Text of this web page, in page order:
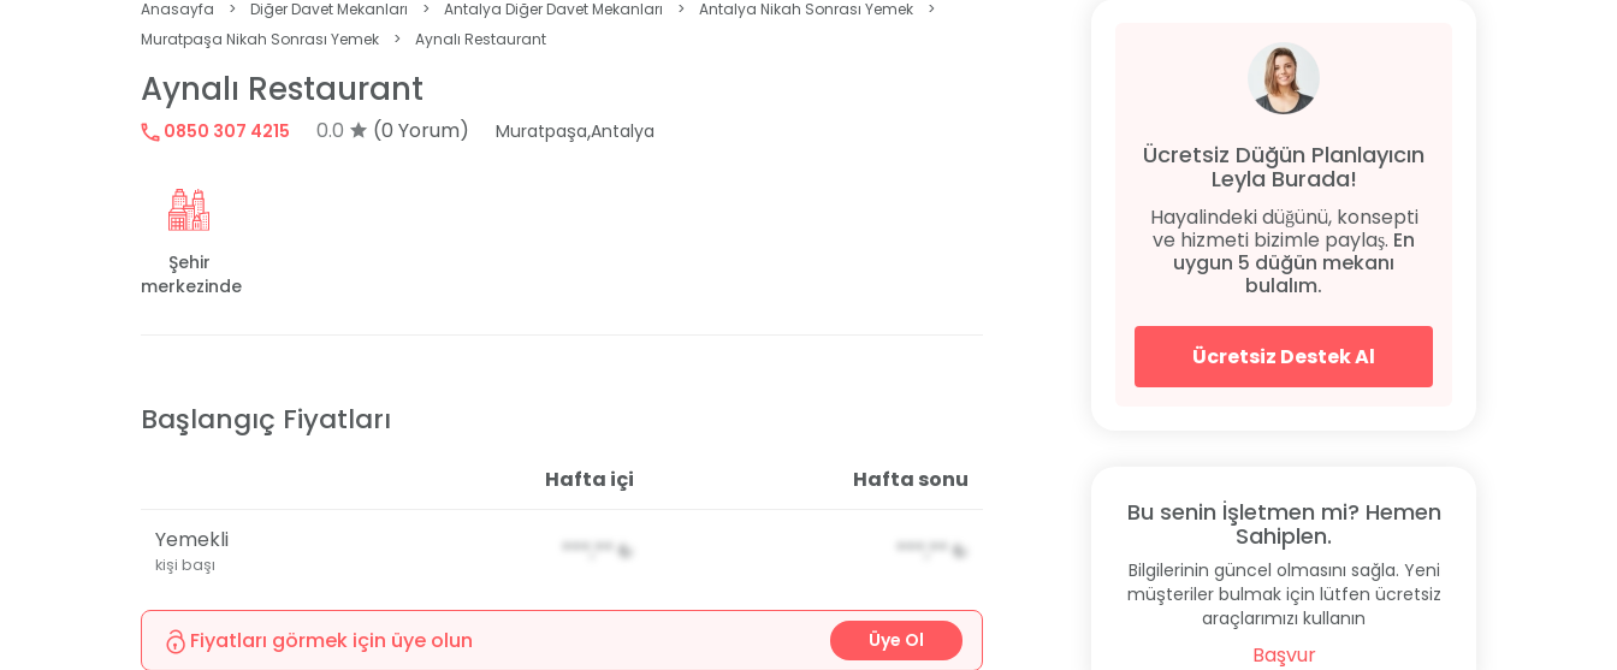
Anasayfa > Diğer Davet Mekanları > Antalya Diğer Davet Mekanları > Antalya Nikah Sonrası Yemek
>
Muratpaşa Nikah Sonrası Yemek
> Aynalı Restaurant
Aynalı Restaurant
0850 307 4215 0.0 (0 Yorum) Muratpaşa,Antalya
Şehir
merkezinde
Başlangıç Fiyatları
Hafta içi Hafta sonu
Yemekli
kişi başı
***,** ₺ ***,** ₺
Fiyatları görmek için üye olun Üye Ol
Ücretsiz Düğün Planlayıcın
Leyla Burada!
Hayalindeki düğünü, konsepti
ve hizmeti bizimle paylaş. En
uygun 5 düğün mekanı
bulalım.
Ücretsiz Destek Al
Bu senin İşletmen mi? Hemen
Sahiplen.
Bilgilerinin güncel olmasını sağla. Yeni
müşteriler bulmak için lütfen ücretsiz
araçlarımızı kullanın
Başvur